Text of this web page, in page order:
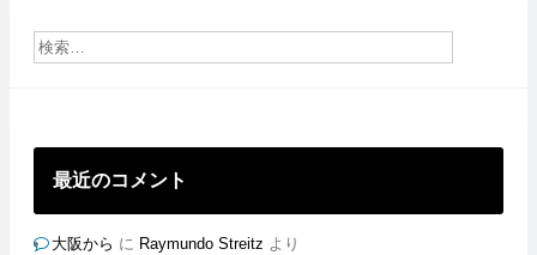
ブ
最近のコメント
大阪から に Raymundo Streitz より